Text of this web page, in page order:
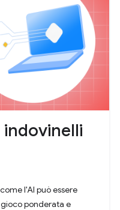
l'AI può essere
ponderata e